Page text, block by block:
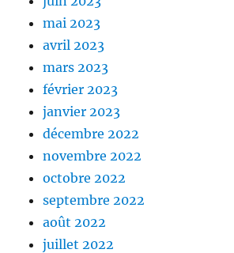
mai 2023
avril 2023
mars 2023
février 2023
janvier 2023
décembre 2022
novembre 2022
octobre 2022
septembre 2022
août 2022
juillet 2022